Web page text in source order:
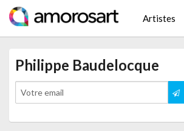
Artistes
Philippe Baudelocque